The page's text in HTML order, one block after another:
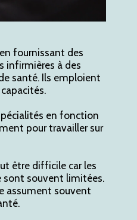
fournissant des
infirmières à des
santé. Ils emploient
en fonction
pour travailler sur
être difficile car les
souvent limitées.
assument souvent